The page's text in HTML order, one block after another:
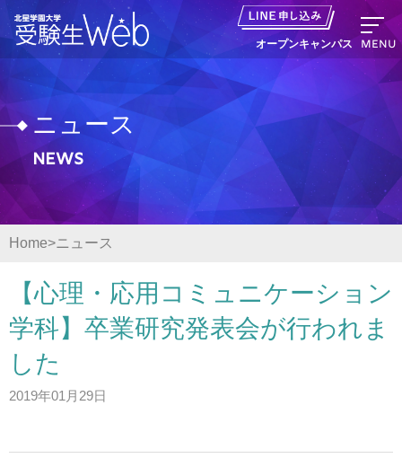
オープンキャンパス MENU
資料請求
出願の流れ
ニュース
デジタルパンフレット
ニュース
News
Home ニュース
【心理・応用コミュニケーション
学科】卒業研究発表会が行われま
した
2019年01月29日